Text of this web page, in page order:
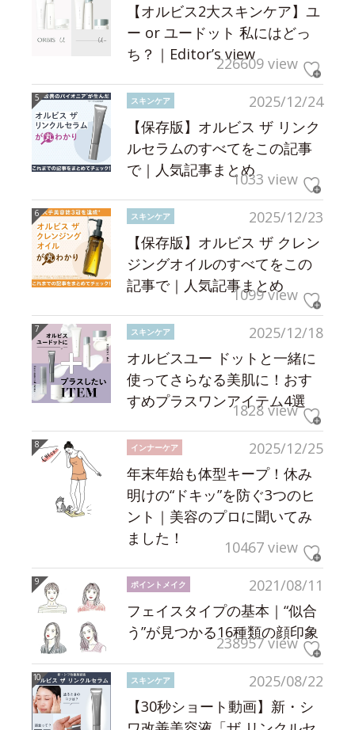
【オルビス2大スキンケア】ユ
ー or ユードット 私にはどっ
ち？｜Editor’s view226609 view
2025/12/24
スキンケア
【保存版】オルビス ザ リンク
ルセラムのすべてをこの記事
で｜人気記事まとめ1033 view
2025/12/23
スキンケア
【保存版】オルビス ザ クレン
ジングオイルのすべてをこの
記事で｜人気記事まとめ
1099 view
2025/12/18
スキンケア
オルビスユー ドットと一緒に
使ってさらなる美肌に！おす
すめプラスワンアイテム4選
1828 view
2025/12/25
インナーケア
年末年始も体型キープ！休み
明けの“ドキッ”を防ぐ3つのヒ
ント｜美容のプロに聞いてみ
ました！
10467 view
2021/08/11
ポイントメイク
フェイスタイプの基本｜“似合
う”が見つかる16種類の顔印象
238957 view
2025/08/22
スキンケア
【30秒ショート動画】新・シ